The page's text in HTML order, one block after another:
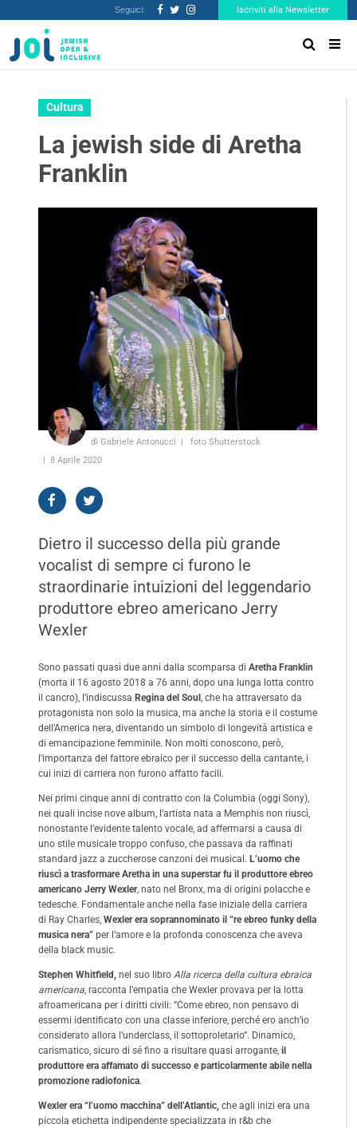
Seguici: Iscriviti alla Newsletter
Cultura
La jewish side di Aretha
Franklin
di Gabriele Antonucci
foto Shutterstock
8 Aprile 2020
Dietro il successo della più grande
vocalist di sempre ci furono le
straordinarie intuizioni del leggendario
produttore ebreo americano Jerry
Wexler
Sono passati quasi due anni dalla scomparsa di Aretha Franklin
(morta il 16 agosto 2018 a 76 anni, dopo una lunga lotta contro
il cancro), l’indiscussa Regina del Soul , che ha attraversato da
protagonista non solo la musica, ma anche la storia e il costume
dell’America nera, diventando un simbolo di longevità artistica e
di emancipazione femminile. Non molti conoscono, però,
l’importanza del fattore ebraico per il successo della cantante, i
cui inizi di carriera non furono affatto facili.
Nei primi cinque anni di contratto con la Columbia (oggi Sony),
nei quali incise nove album, l’artista nata a Memphis non riuscì,
nonostante l’evidente talento vocale, ad affermarsi a causa di
uno stile musicale troppo confuso, che passava da raffinati
standard jazz a zuccherose canzoni dei musical. L’uomo che
riuscì a trasformare Aretha in una superstar fu il produttore ebreo
americano Jerry Wexler, nato nel Bronx, ma di origini polacche e
tedesche. Fondamentale anche nella fase iniziale della carriera
di Ray Charles, Wexler era soprannominato il “re ebreo funky della
musica nera” per l’amore e la profonda conoscenza che aveva
della black music.
Stephen Whitfield, nel suo libro Alla ricerca della cultura ebraica
americana, racconta l’empatia che Wexler provava per la lotta
afroamericana per i diritti civili: “Come ebreo, non pensavo di
essermi identificato con una classe inferiore, perché ero anch’io
considerato allora l’underclass, il sottoproletario”. Dinamico,
carismatico, sicuro di sé fino a risultare quasi arrogante, il
produttore era affamato di successo e particolarmente abile nella
promozione radiofonica.
Wexler era “l’uomo macchina” dell’Atlantic, che agli inizi era una
piccola etichetta indipendente specializzata in r&b che